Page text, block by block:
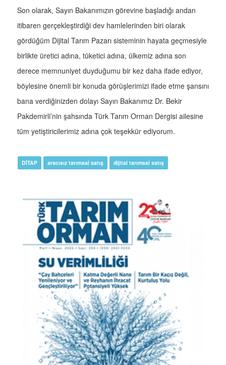
Son olarak, Sayın Bakanımızın görevine başladığı andan
itibaren gerçekleştirdiği dev hamlelerinden biri olarak
gördüğüm Dijital Tarım Pazarı sisteminin hayata geçmesiyle
birlikte üretici adına, tüketici adına, ülkemiz adına son
derece memnuniyet duyduğumu bir kez daha ifade ediyor,
böylesine önemli bir konuda görüşlerimizi ifade etme şansını
bana verdiğinizden dolayı Sayın Bakanımız Dr. Bekir
Pakdemirli’nin şahsında Türk Tarım Orman Dergisi ailesine
tüm yetiştiricilerimiz adına çok teşekkür ediyorum.
DİTAP aracısız tarımsal satış dijital tarımsal satış